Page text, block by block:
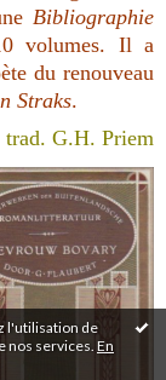
l'utilisation de
nos services. En
Bibliographie
volumes. Il a
du renouveau
Straks.
trad. G.H. Priem